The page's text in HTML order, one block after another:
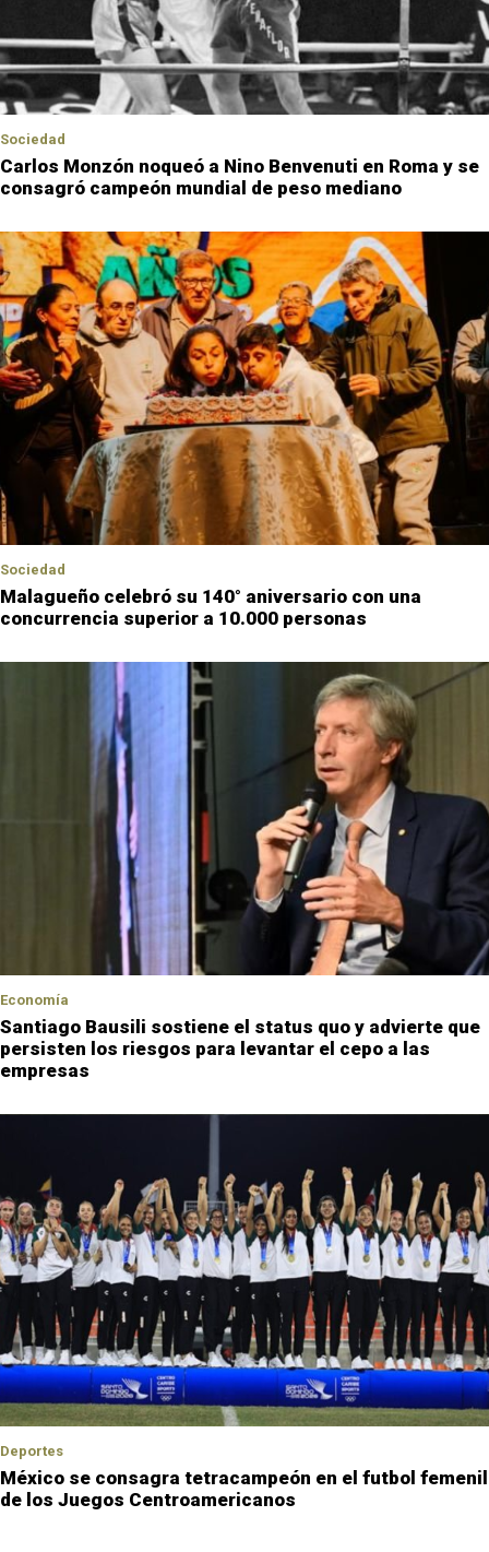
Sociedad
Carlos Monzón noqueó a Nino Benvenuti en Roma y se
consagró campeón mundial de peso mediano
Sociedad
Malagueño celebró su 140° aniversario con una
concurrencia superior a 10.000 personas
Economía
Santiago Bausili sostiene el status quo y advierte que
persisten los riesgos para levantar el cepo a las
empresas
Deportes
México se consagra tetracampeón en el futbol femenil
de los Juegos Centroamericanos